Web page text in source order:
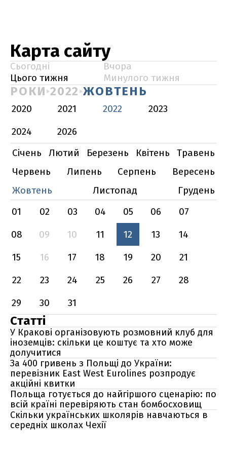
Карта сайту
Сьогодні
Вчора
Цього тижня
Минулого тижня
РОКИ 2022 ЖОВТЕНЬ
2020 2021 2022
2023
2024
2026
Січень
Лютий Березень Квітень
Травень
Червень
Липень Серпень
Вересень
Жовтень
Листопад
Грудень
01
02 03 04 05 06
07
08
09 10 11 12 13
14
15
16 17 18 19 20
21
22
23 24 25 26 27
28
29
30 31
Статті
У Кракові організовують розмовний клуб для
іноземців: скільки це коштує та хто може
долучитися
За 400 гривень з Польщі до України:
перевізник East West Eurolines розпродує
акційні квитки
Польща готується до найгіршого сценарію: по
всій країні перевіряють стан бомбосховищ
Скільки українських школярів навчаються в
середніх школах Чехії